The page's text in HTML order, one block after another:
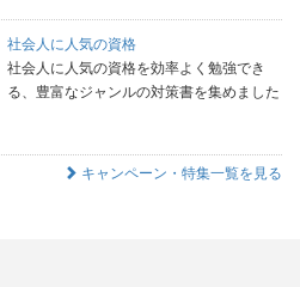
社会人に人気の資格
社会人に人気の資格を効率よく勉強でき
る、豊富なジャンルの対策書を集めました
キャンペーン・特集一覧を見る